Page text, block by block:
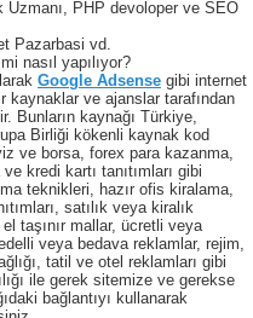
PHP devoloper ve SEO
Pazarbasi vd.
nasıl yapılıyor?
Google Adsense gibi internet
kaynaklar ve ajanslar tarafından
Bunların kaynağı Türkiye,
Birliği kökenli kaynak kod
ve borsa, forex para kazanma,
kredi kartı tanıtımları gibi
teknikleri, hazır ofis kiralama,
satılık veya kiralık
taşınır mallar, ücretli veya
veya bedava reklamlar, rejim,
tatil ve otel reklamları gibi
ile gerek sitemize ve gerekse
bağlantıyı kullanarak